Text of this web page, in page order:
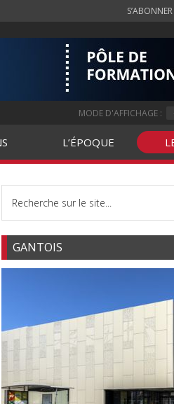
S’ABONNER
MODE D'AFFICHAGE :
L’ÉPOQUE
GANTOIS